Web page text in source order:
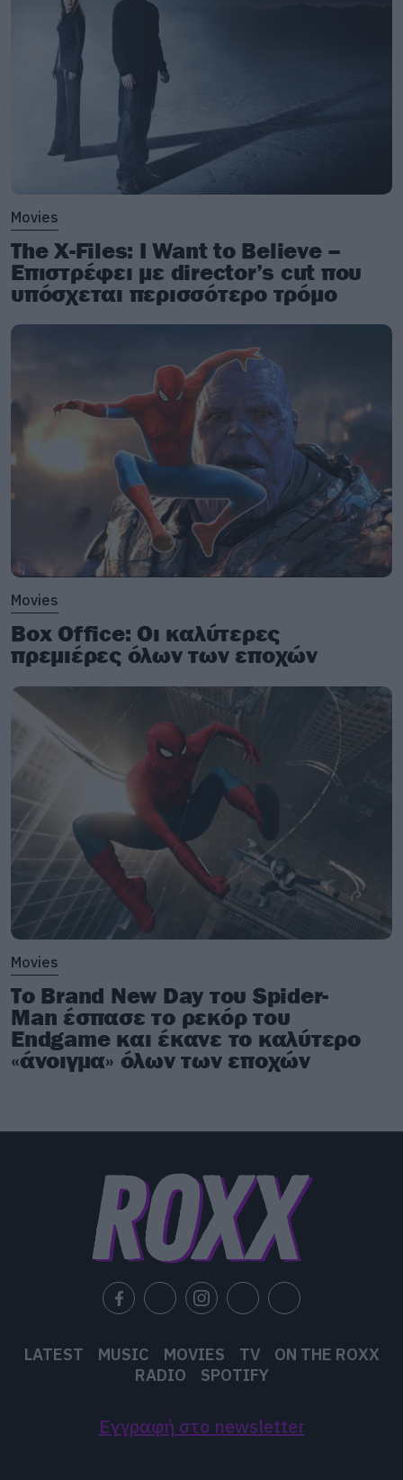
Movies
The X-Files: I Want to Believe –
Επιστρέφει με director’s cut που
υπόσχεται περισσότερο τρόμο
Movies
Box Office: Οι καλύτερες
πρεμιέρες όλων των εποχών
Movies
Το Brand New Day του Spider-
Man έσπασε το ρεκόρ του
Endgame και έκανε το καλύτερο
«άνοιγμα» όλων των εποχών
LATEST MUSIC MOVIES TV
ON THE ROXX
RADIO
SPOTIFY
Εγγραφή στο newsletter